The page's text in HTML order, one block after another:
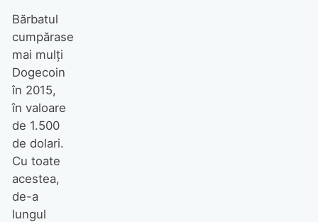
Bărbatul
cumpărase
mai mulți
Dogecoin
în 2015,
în valoare
de 1.500
de dolari.
Cu toate
acestea,
de-a
lungul